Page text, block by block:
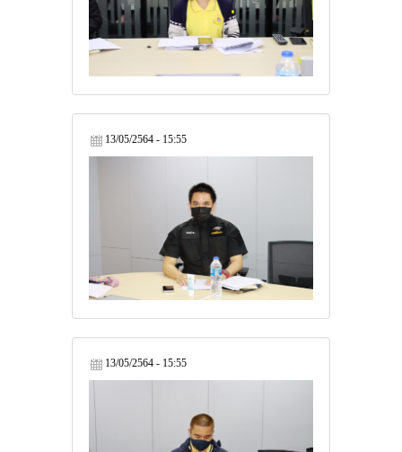
13/05/2564 - 15:55
13/05/2564 - 15:55